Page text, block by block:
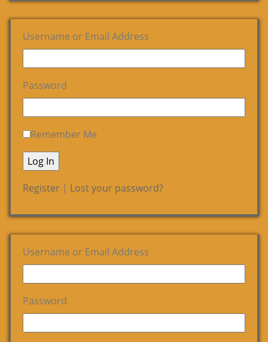
Username or Email Address
Password
Remember Me
Register | Lost your password?
Username or Email Address
Password